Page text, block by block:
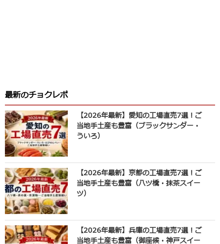
最新のチョクレポ
【2026年最新】愛知の工場直売7選！ご
当地手土産も豊富（ブラックサンダー・
ういろ）
【2026年最新】京都の工場直売7選！ご
当地手土産も豊富（八ツ橋・抹茶スイー
ツ）
【2026年最新】兵庫の工場直売7選！ご
当地手土産も豊富（御座候・神戸スイー